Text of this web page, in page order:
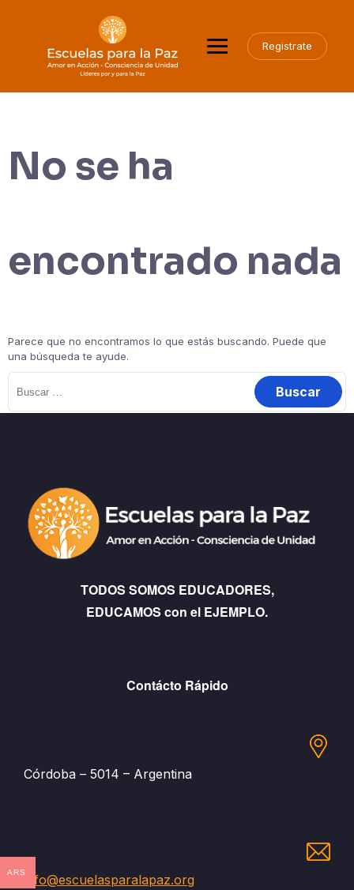
Registrate
No se ha
encontrado nada
Parece que no encontramos lo que estás buscando. Puede que
una búsqueda te ayude.
Buscar:
TODOS SOMOS EDUCADORES,
EDUCAMOS con el EJEMPLO.
Contácto Rápido
Córdoba – 5014 – Argentina
info@escuelasparalapaz.org
ARS